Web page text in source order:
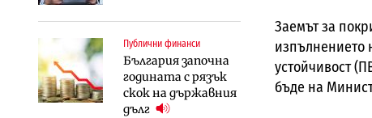
Публични финанси
България започна
годината с рязък
скок на държавния
дълг
Заемът за
изпълнението
устойчивост
бъде на